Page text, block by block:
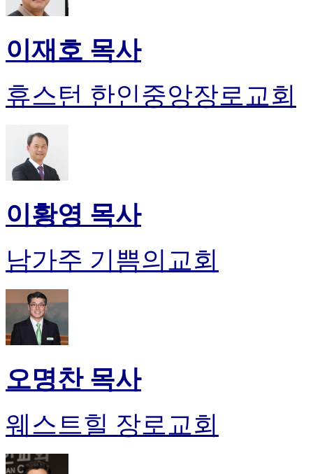
이재호 목사
휴스턴 한인중앙장로교회
이황영 목사
남가주 기쁨의교회
오명찬 목사
웨스트힐 장로교회